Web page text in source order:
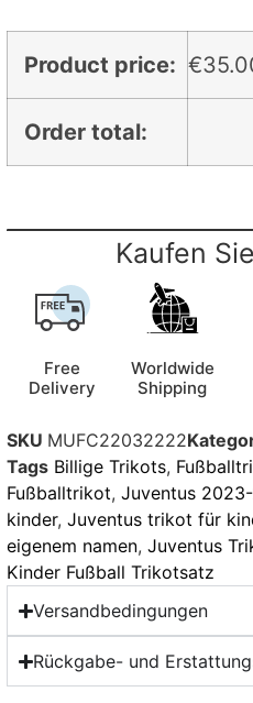
Product price: €
Order total:
Kaufen
Free
Delivery
Worldwide
Shipping
SKU MUFC22032222
Tags Billige Trikots,
Fußballtrikot, Juventus
kinder, Juventus trikot für
eigenem namen, Juventus
Kinder Fußball Trikotsatz
Versandbedingungen
Rückgabe- und